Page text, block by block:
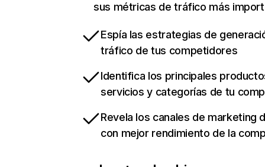
sus métricas de tráfico más
Espía las estrategias de
tráfico de tus competidores
Identifica los principales
servicios y categorías de tu
Revela los canales de marketing
con mejor rendimiento de la